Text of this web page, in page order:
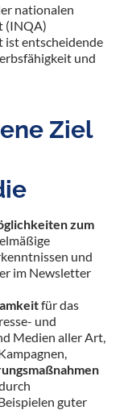
nationalen
(INQA)
ist entscheidende
und
Ziel
zum
und
im Newsletter
für das
und
Medien aller Art,
guter